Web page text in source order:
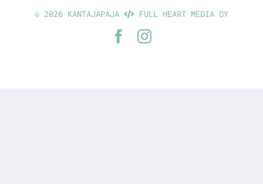
© 2026 KANTAJAPAJA FULL HEART MEDIA OY
Facebook
Instagram